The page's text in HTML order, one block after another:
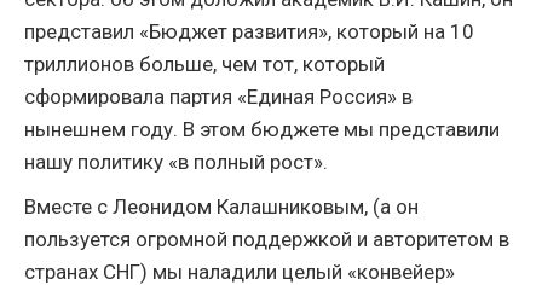
представил «Бюджет развития», который на 10
триллионов больше, чем тот, который
сформировала партия «Единая Россия» в
нынешнем году. В этом бюджете мы представили
нашу политику «в полный рост».
Вместе с Леонидом Калашниковым, (а он
пользуется огромной поддержкой и авторитетом в
странах СНГ) мы наладили целый «конвейер»